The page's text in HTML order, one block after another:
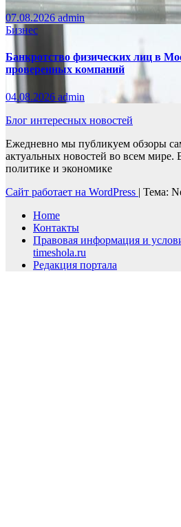
07.08.2026admin
Бизнес
Банкротство физических лиц в
проверенных компаний
04.08.2026 admin
Блог интересных новостей
Ежедневно мы публикуем обзоры
актуальных новостей во всем мире.
политике и экономике
Сайт работает на WordPress | Тема:
Home
Контакты
Правовая информация и
timeshola.ru
Редакция портала